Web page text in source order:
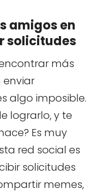
amigos en
solicitudes
más
enviar
algo imposible.
lograrlo, y te
Es muy
red social es
solicitudes
memes,